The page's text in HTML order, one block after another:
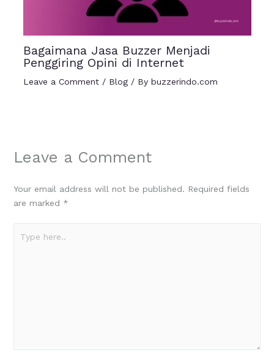
Bagaimana Jasa Buzzer Menjadi
Penggiring Opini di Internet
Leave a Comment / Blog/ By buzzerindo.com
Leave a Comment
Your email address will not be published. Required fields
are marked *
here..